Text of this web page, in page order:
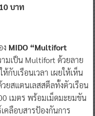
บาท
MIDO “Multifort
มเป็น Multifort ด้วยลาย
กับเรือนเวลา เผยให้เห็น
ยสแตนเลสสตีลทั้งตัวเรือน
เมตร พร้อมเม็ดมะยมขัน
คลือบสารป้องกันการ